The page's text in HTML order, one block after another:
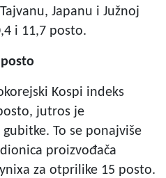
Japanu i Južnoj
i 11,7 posto.
Kospi indeks
jutros je
To se ponajviše
proizvođača
za otprilike 15 posto.